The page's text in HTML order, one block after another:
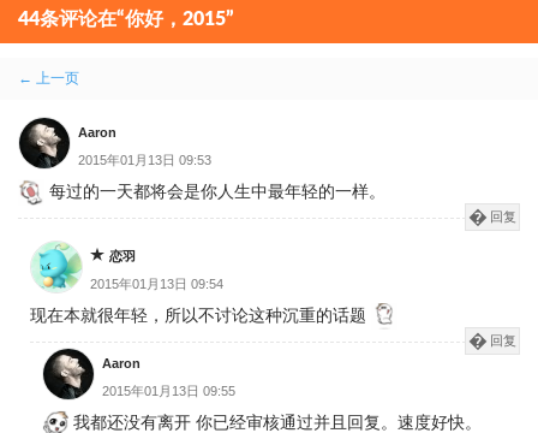
分
44条评论在“你好，2015”
评
论
分
页
← 上一页
Aaron
2015年01月13日 09:53
每过的一天都将会是你人生中最年轻的一样。
回复
恋羽
2015年01月13日 09:54
现在本就很年轻，所以不讨论这种沉重的话题
回复
Aaron
2015年01月13日 09:55
我都还没有离开 你已经审核通过并且回复。速度好快。